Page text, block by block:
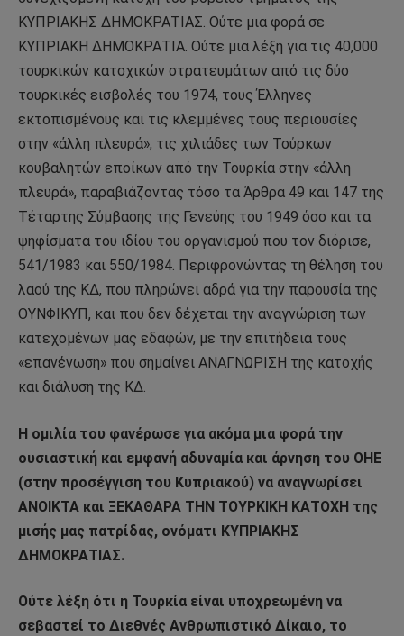
ΚΥΠΡΙΑΚΗΣ ΔΗΜΟΚΡΑΤΙΑΣ. Ούτε μια φορά σε
ΚΥΠΡΙΑΚΗ ΔΗΜΟΚΡΑΤΙΑ. Ούτε μια λέξη για τις 40,000
τουρκικών κατοχικών στρατευμάτων από τις δύο
τουρκικές εισβολές του 1974, τους Έλληνες
εκτοπισμένους και τις κλεμμένες τους περιουσίες
στην «άλλη πλευρά», τις χιλιάδες των Τούρκων
κουβαλητών εποίκων από την Τουρκία στην «άλλη
πλευρά», παραβιάζοντας τόσο τα Άρθρα 49 και 147 της
Τέταρτης Σύμβασης της Γενεύης του 1949 όσο και τα
ψηφίσματα του ιδίου του οργανισμού που τον διόρισε,
541/1983 και 550/1984. Περιφρονώντας τη θέληση του
λαού της ΚΔ, που πληρώνει αδρά για την παρουσία της
ΟΥΝΦΙΚΥΠ, και που δεν δέχεται την αναγνώριση των
κατεχομένων μας εδαφών, με την επιτήδεια τους
«επανένωση» που σημαίνει ΑΝΑΓΝΩΡΙΣΗ της κατοχής
και διάλυση της ΚΔ.
Η ομιλία του φανέρωσε για ακόμα μια φορά την
ουσιαστική και εμφανή αδυναμία και άρνηση του ΟΗΕ
(στην προσέγγιση του Κυπριακού) να αναγνωρίσει
ΑΝΟΙΚΤΑ και ΞΕΚΑΘΑΡΑ ΤΗΝ ΤΟΥΡΚΙΚΗ ΚΑΤΟΧΗ της
μισής μας πατρίδας, ονόματι ΚΥΠΡΙΑΚΗΣ
ΔΗΜΟΚΡΑΤΙΑΣ.
Ούτε λέξη ότι η Τουρκία είναι υποχρεωμένη να
σεβαστεί το Διεθνές Ανθρωπιστικό Δίκαιο, το